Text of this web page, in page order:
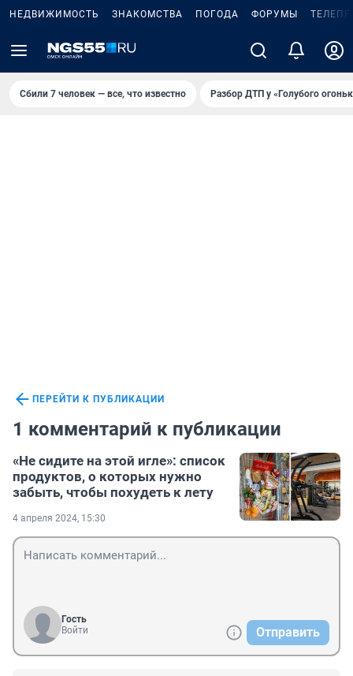
НЕДВИЖИМОСТЬ ЗНАКОМСТВА ПОГОДА ФОРУМЫ
Сбили 7 человек — все, что известно Разбор ДТП у «Голубого
ПЕРЕЙТИ К ПУБЛИКАЦИИ
1 комментарий к публикации
«Не сидите на этой игле»: список
продуктов, о которых нужно
забыть, чтобы похудеть к лету
4 апреля 2024, 15:30
Гость
Войти
Отправить